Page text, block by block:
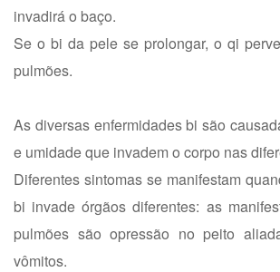
invadirá o baço.
Se o bi da pele se prolongar, o qi
pulmões.
As diversas enfermidades bi são
e umidade que invadem o corpo nas
Diferentes sintomas se manifestam
bi invade órgãos diferentes: as
pulmões são opressão no peito
vômitos.